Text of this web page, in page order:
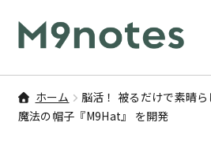
ナ
ビ
ゲ
ー
シ
コ
ン
テ
ン
ツ
9マスノート
書籍・文具・雑貨
ホーム
脳活！ 被るだけで素晴
魔法の帽子『M9Hat』 を開発